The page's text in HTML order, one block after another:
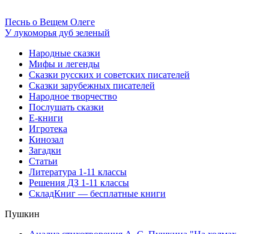
Песнь о Вещем Олеге
У лукоморья дуб зеленый
Народные сказки
Мифы и легенды
Сказки русских и советских писателей
Сказки зарубежных писателей
Народное творчество
Послушать сказки
Е-книги
Игротека
Кинозал
Загадки
Статьи
Литература 1-11 классы
Решения ДЗ 1-11 классы
СкладКниг — бесплатные книги
Пушкин